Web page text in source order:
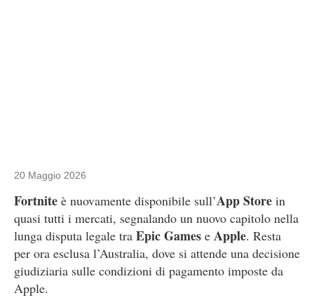
20 Maggio 2026
Fortnite è nuovamente disponibile sull’App Store in
quasi tutti i mercati, segnalando un nuovo capitolo nella
lunga disputa legale tra Epic Games e Apple. Resta
per ora esclusa l’Australia, dove si attende una decisione
giudiziaria sulle condizioni di pagamento imposte da
Apple.